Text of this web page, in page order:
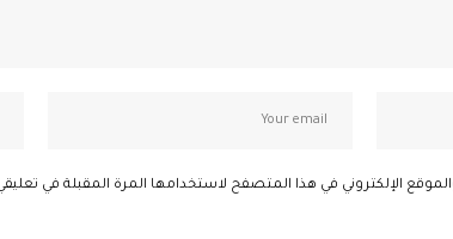
الإلكتروني في هذا المتصفح لاستخدامها المرة المقبلة في